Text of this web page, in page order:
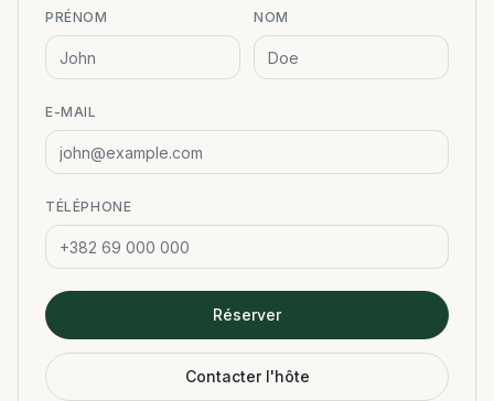
PRÉNOM NOM
E-MAIL
TÉLÉPHONE
Réserver
Contacter l'hôte